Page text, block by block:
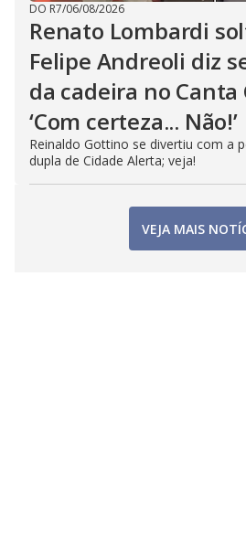
DO R7/06/08/2026
Renato Lombardi
Felipe Andreoli diz
da cadeira no Canta
‘Com certeza... Não!’
Reinaldo Gottino se divertiu com a
dupla de Cidade Alerta; veja!
VEJA MAIS